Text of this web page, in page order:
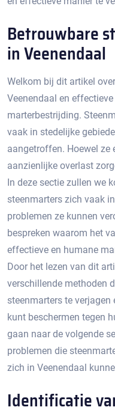
Betrouwbare
in Veenendaal
Welkom bij dit artikel
Veenendaal en
marterbestrijding.​
vaak in stedelijke
aangetroffen.​ Hoewel ze
aanzienlijke overlast
In deze sectie zullen we
steenmarters zich vaak
problemen ze kunnen
bespreken waarom het
effectieve en humane
Door het lezen van dit
verschillende methoden
steenmarters te
kunt beschermen tegen
gaan naar de volgende
problemen die
zich in Veenendaal
Identificatie